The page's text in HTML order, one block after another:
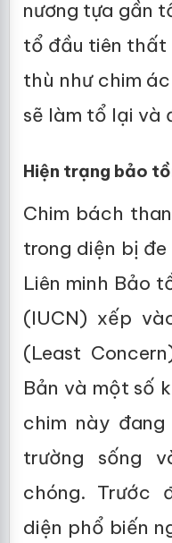
nương tựa gần
tổ đầu tiên thất
thù như chim
sẽ làm tổ lại và
Hiện trạng bảo
Chim bách
trong diện bị
Liên minh Bảo
(IUCN) xếp
(Least
Bản và một số
chim này
trường sống
chóng. Trước
diện phổ biến